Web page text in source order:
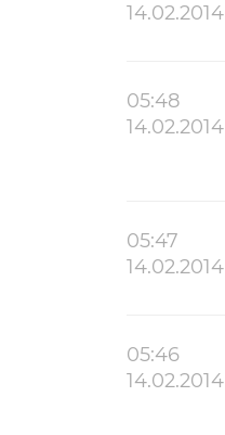
14.02.2014
05:48
14.02.2014
05:47
14.02.2014
05:46
14.02.2014